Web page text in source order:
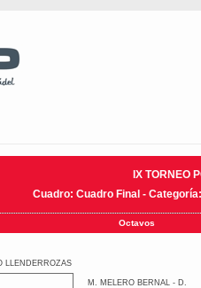
IX TORNEO
Cuadro: Cuadro Final -
Octavos
LLENDERROZAS
M. MELERO BERNAL - D.